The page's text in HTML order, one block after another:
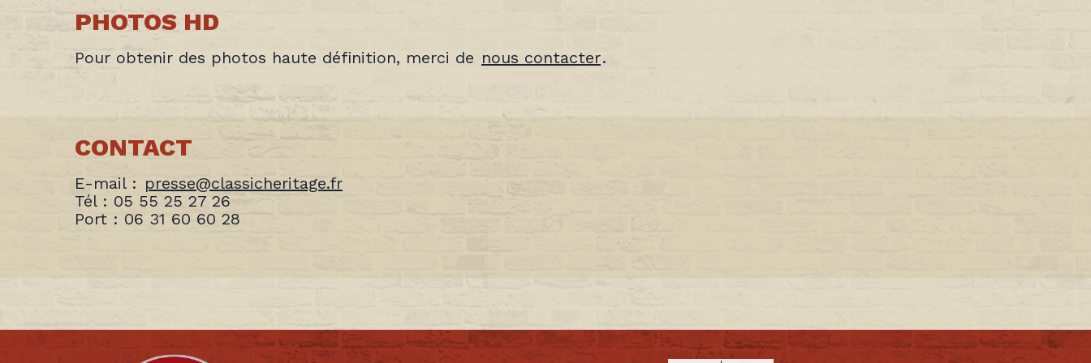
PHOTOS HD
Pour obtenir des photos haute définition, merci de nous contacter.
CONTACT
E-mail : presse@classicheritage.fr
Tél : 05 55 25 27 26
Port : 06 31 60 60 28